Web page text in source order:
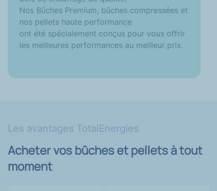
Nos Bûches Premium, bûches compressées et
nos pellets haute performance
ont été spécialement conçus pour vous offrir
les meilleures performances au meilleur prix.
Les avantages TotalEnergies
Acheter vos bûches et pellets à tout
moment